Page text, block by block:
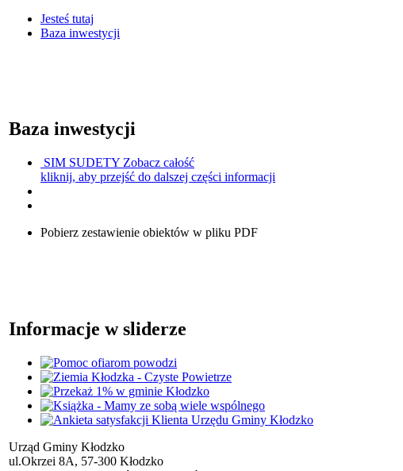
Jesteś tutaj
Baza inwestycji
Baza inwestycji
SIM SUDETY Zobacz całość
kliknij, aby przejść do dalszej części informacji
Pobierz zestawienie obiektów w pliku PDF
Informacje w sliderze
Urząd Gminy Kłodzko
ul.Okrzei 8A, 57-300 Kłodzko